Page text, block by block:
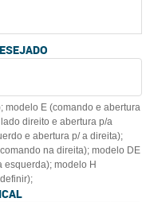
modelo E (comando e abertura
direito e abertura p/a
e abertura p/ a direita);
na direita); modelo DE
esquerda); modelo H